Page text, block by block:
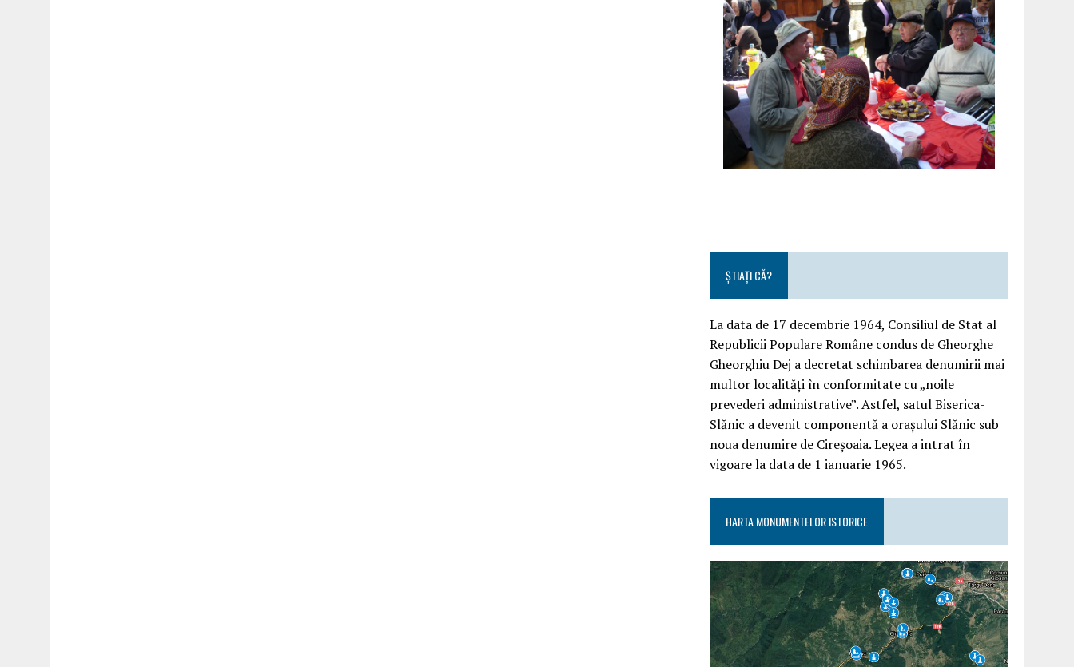
ȘTIAȚI CĂ?
La data de 17 decembrie 1964, Consiliul de Stat al
Republicii Populare Române condus de Gheorghe
Gheorghiu Dej a decretat schimbarea denumirii mai
multor localități în conformitate cu „noile
prevederi administrative”. Astfel, satul Biserica-
Slănic a devenit componentă a orașului Slănic sub
noua denumire de Cireșoaia. Legea a intrat în
vigoare la data de 1 ianuarie 1965.
HARTA MONUMENTELOR ISTORICE